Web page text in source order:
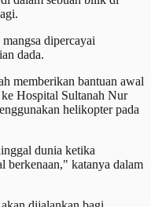
dipercayai
dada.
memberikan bantuan awal
Hospital Sultanah Nur
helikopter pada
dunia ketika
berkenaan," katanya dalam